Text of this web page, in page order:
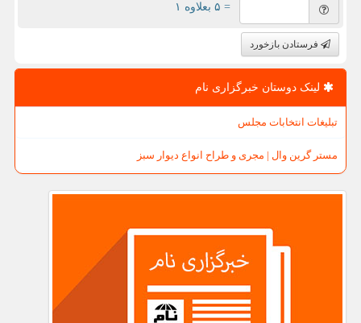
= ۵ بعلاوه ۱
فرستادن بازخورد
لینک دوستان خبرگزاری نام
تبلیغات انتخابات مجلس
مستر گرین وال | مجری و طراح انواع دیوار سبز